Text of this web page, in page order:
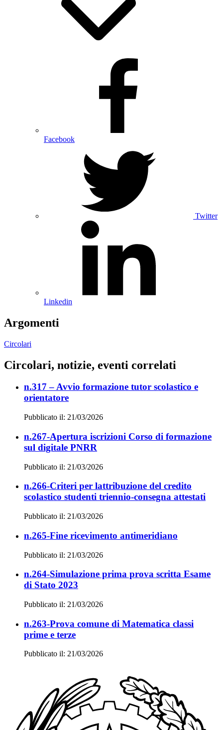
Facebook
Twitter
Linkedin
Argomenti
Circolari
Circolari, notizie, eventi correlati
n.317 – Avvio formazione tutor scolastico e
orientatore
Pubblicato il: 21/03/2026
n.267-Apertura iscrizioni Corso di formazione
sul digitale PNRR
Pubblicato il: 21/03/2026
n.266-Criteri per lattribuzione del credito
scolastico studenti triennio-consegna attestati
Pubblicato il: 21/03/2026
n.265-Fine ricevimento antimeridiano
Pubblicato il: 21/03/2026
n.264-Simulazione prima prova scritta Esame
di Stato 2023
Pubblicato il: 21/03/2026
n.263-Prova comune di Matematica classi
prime e terze
Pubblicato il: 21/03/2026